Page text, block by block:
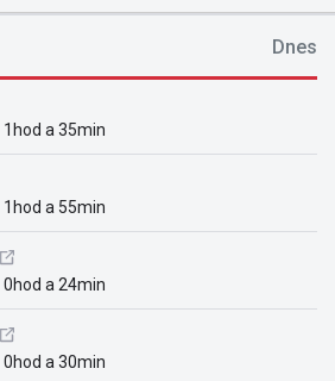
Dnes
1hod a 35min
1hod a 55min
0hod a 24min
0hod a 30min